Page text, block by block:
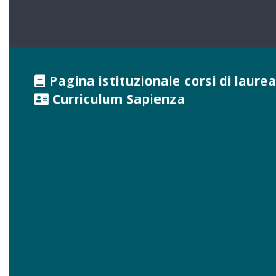
Pagina istituzionale corsi di laurea
Curriculum Sapienza